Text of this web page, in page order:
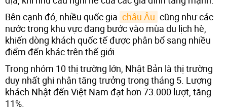
Bên cạnh đó, nhiều quốc gia châu Âu cũng như các
nước trong khu vực đang bước vào mùa du lịch hè,
khiến dòng khách quốc tế được phân bổ sang nhiều
điểm đến khác trên thế giới.
Trong nhóm 10 thị trường lớn, Nhật Bản là thị trường
duy nhất ghi nhận tăng trưởng trong tháng 5. Lượng
khách Nhật đến Việt Nam đạt hơn 73.000 lượt, tăng
11%.